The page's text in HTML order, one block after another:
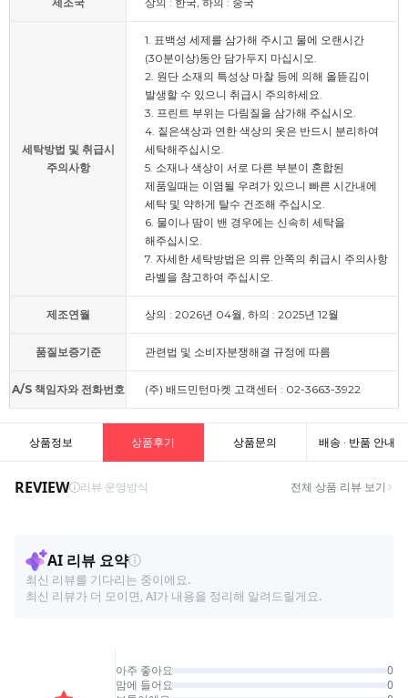
세탁방법 및 취급시
주의사항
1. 표백성 세제를 삼가해 주시고 물에 오랜시간
(30분이상)동안 담가두지 마십시오.
2. 원단 소재의 특성상 마찰 등에 의해 올뜯김이
발생할 수 있으니 취급시 주의하세요.
3. 프린트 부위는 다림질을 삼가해 주십시오.
4. 짙은색상과 연한 색상의 옷은 반드시 분리하여
세탁해주십시오.
5. 소재나 색상이 서로 다른 부분이 혼합된
제품일때는 이염될 우려가 있으니 빠른 시간내에
세탁 및 약하게 탈수 건조해 주십시오.
6. 물이나 땀이 밴 경우에는 신속히 세탁을
해주십시오.
7. 자세한 세탁방법은 의류 안쪽의 취급시 주의사항
라벨을 참고하여 주십시오.
제조연월 상의 : 2026년 04월, 하의 : 2025년 12월
품질보증기준 관련법 및 소비자분쟁해결 규정에 따름
A/S 책임자와 전화번호 (주) 배드민턴마켓 고객센터 : 02-3663-3922
상품정보 상품후기 상품문의 배송 · 반품 안내